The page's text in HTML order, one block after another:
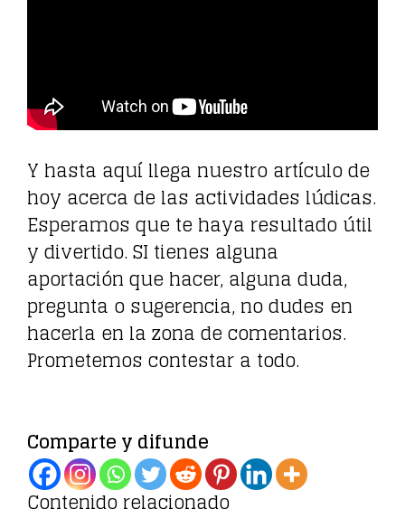
Y hasta aquí llega nuestro artículo de
hoy acerca de las actividades lúdicas.
Esperamos que te haya resultado útil
y divertido. SI tienes alguna
aportación que hacer, alguna duda,
pregunta o sugerencia, no dudes en
hacerla en la zona de comentarios.
Prometemos contestar a todo.
Comparte y difunde
Contenido relacionado